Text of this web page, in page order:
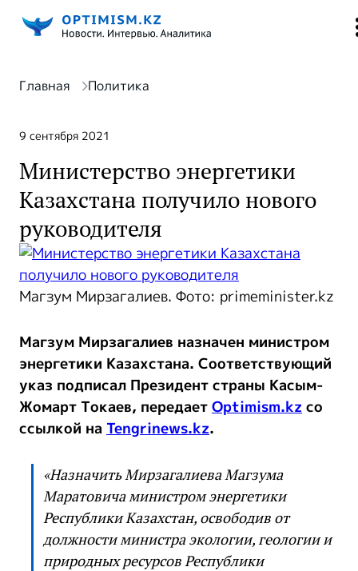
Главная Политика
9 сентября 2021
Министерство энергетики
Казахстана получило нового
руководителя
Магзум Мирзагалиев. Фото: primeminister.kz
Магзум Мирзагалиев назначен министром
энергетики Казахстана. Соответствующий
указ подписал Президент страны Касым-
Жомарт Токаев, передаетOptimism.kz со
ссылкой на Tengrinews.kz.
«Назначить Мирзагалиева Магзума
Маратовича министром энергетики
Республики Казахстан, освободив от
должности министра экологии, геологии и
природных ресурсов Республики